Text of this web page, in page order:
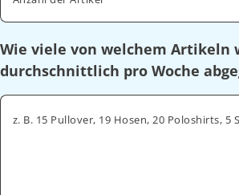
Wie viele von welchem Artikeln
durchschnittlich pro Woche
z. B. 15 Pullover, 19 Hosen, 20 Poloshirts, 5